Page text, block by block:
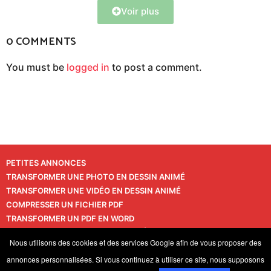
Voir plus
0 COMMENTS
You must be logged in to post a comment.
PETITES ANNONCES
TRANSFORMER UNE PHOTO EN DESSIN ANIMÉ
TRANSFORMER UNE VIDÉO EN DESSIN ANIMÉ
COMPRESSER UN FICHIER PDF
TRANSFORMER UN PDF EN WORD
VIE PRIVÉE
© 2026 LaPressedeFrance.fr
Nous utilisons des cookies et des services Google afin de vous proposer des
annonces personnalisées. Si vous continuez à utiliser ce site, nous supposons